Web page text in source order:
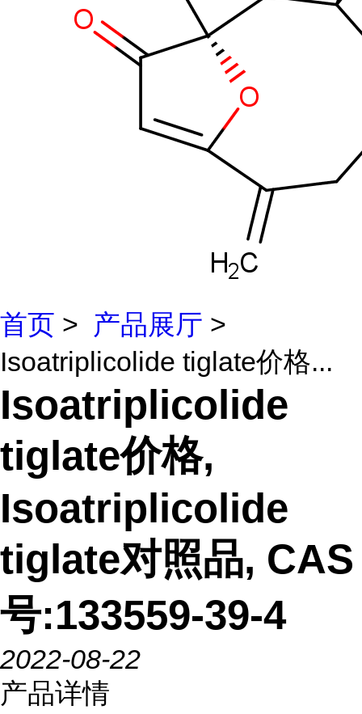
首页 > 产品展厅 >
Isoatriplicolide tiglate价格...
Isoatriplicolide
tiglate价格,
Isoatriplicolide
tiglate对照品, CAS
号:133559-39-4
2022-08-22
产品详情